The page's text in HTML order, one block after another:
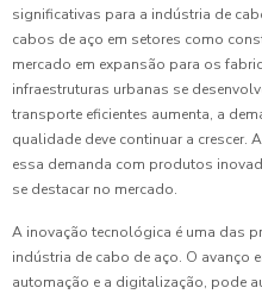
significativas para a indústria de
cabos de aço em setores como
mercado em expansão para os
infraestruturas urbanas se
transporte eficientes aumenta, a
qualidade deve continuar a crescer.
essa demanda com produtos
se destacar no mercado.
A inovação tecnológica é uma das
indústria de cabo de aço. O avanço
automação e a digitalização, pode